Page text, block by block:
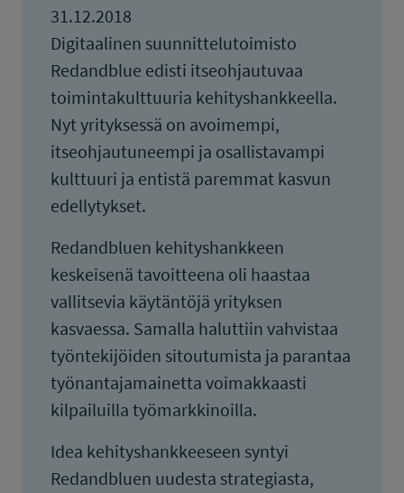
31.12.2018
Digitaalinen suunnittelutoimisto
Redandblue edisti itseohjautuvaa
toimintakulttuuria kehityshankkeella.
Nyt yrityksessä on avoimempi,
itseohjautuneempi ja osallistavampi
kulttuuri ja entistä paremmat kasvun
edellytykset.
Redandbluen kehityshankkeen
keskeisenä tavoitteena oli haastaa
vallitsevia käytäntöjä yrityksen
kasvaessa. Samalla haluttiin vahvistaa
työntekijöiden sitoutumista ja parantaa
työnantajamainetta voimakkaasti
kilpailuilla työmarkkinoilla.
Idea kehityshankkeeseen syntyi
Redandbluen uudesta strategiasta,